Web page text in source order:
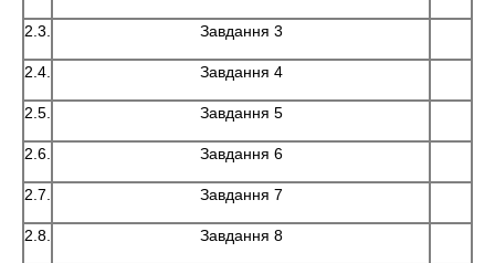
2.3. Завдання 3
2.4. Завдання 4
2.5. Завдання 5
2.6. Завдання 6
2.7. Завдання 7
2.8. Завдання 8